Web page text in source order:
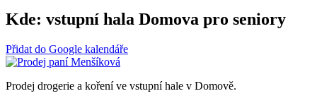
Kde: vstupní hala Domova pro seniory
Přidat do Google kalendáře
Prodej drogerie a koření ve vstupní hale v Domově.